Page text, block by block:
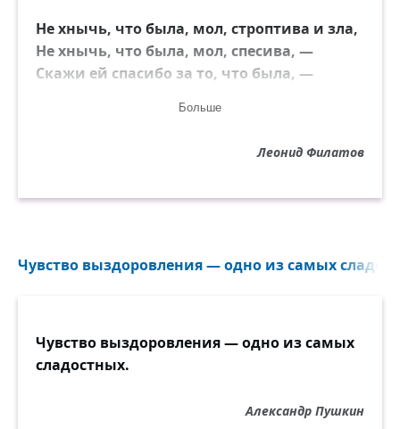
Не хнычь, что была, мол, строптива и зла,
Не хнычь, что была, мол, спесива, —
Скажи ей спасибо за то, что была, —
Больше
Леонид Филатов
Чувство выздоровления — одно из самых
Чувство выздоровления — одно из самых
сладостных.
Александр Пушкин